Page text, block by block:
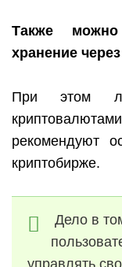
Также
хранение
При этом
рекомендуют
криптобирже.
Дело в